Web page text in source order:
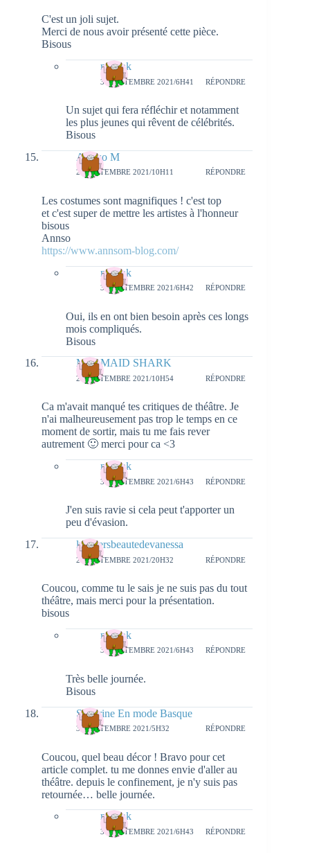
C'est un joli sujet.
Merci de nous avoir présenté cette pièce.
Bisous
natieak
30 SEPTEMBRE 2021/6H41 RÉPONDRE
Un sujet qui fera réfléchir et notamment
les plus jeunes qui rêvent de célébrités.
Bisous
Ann'so M
29 SEPTEMBRE 2021/10H11 RÉPONDRE
Les costumes sont magnifiques ! c'est top
et c'est super de mettre les artistes à l'honneur
bisous
Annso
https://www.annsom-blog.com/
natieak
30 SEPTEMBRE 2021/6H42 RÉPONDRE
Oui, ils en ont bien besoin après ces longs
mois compliqués.
Bisous
MERMAID SHARK
29 SEPTEMBRE 2021/10H54 RÉPONDRE
Ca m'avait manqué tes critiques de théâtre. Je
n'ai malheureusement pas trop le temps en ce
moment de sortir, mais tu me fais rever
autrement 🙂 merci pour ca <3
natieak
30 SEPTEMBRE 2021/6H43 RÉPONDRE
J'en suis ravie si cela peut t'apporter un
peu d'évasion.
luniversbeautedevanessa
29 SEPTEMBRE 2021/20H32 RÉPONDRE
Coucou, comme tu le sais je ne suis pas du tout
théâtre, mais merci pour la présentation.
bisous
natieak
30 SEPTEMBRE 2021/6H43 RÉPONDRE
Très belle journée.
Bisous
Sandrine En mode Basque
30 SEPTEMBRE 2021/5H32 RÉPONDRE
Coucou, quel beau décor ! Bravo pour cet
article complet. tu me donnes envie d'aller au
théâtre. depuis le confinement, je n'y suis pas
retournée… belle journée.
natieak
30 SEPTEMBRE 2021/6H43 RÉPONDRE